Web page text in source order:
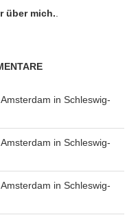
über mich.
in Schleswig-
in Schleswig-
in Schleswig-